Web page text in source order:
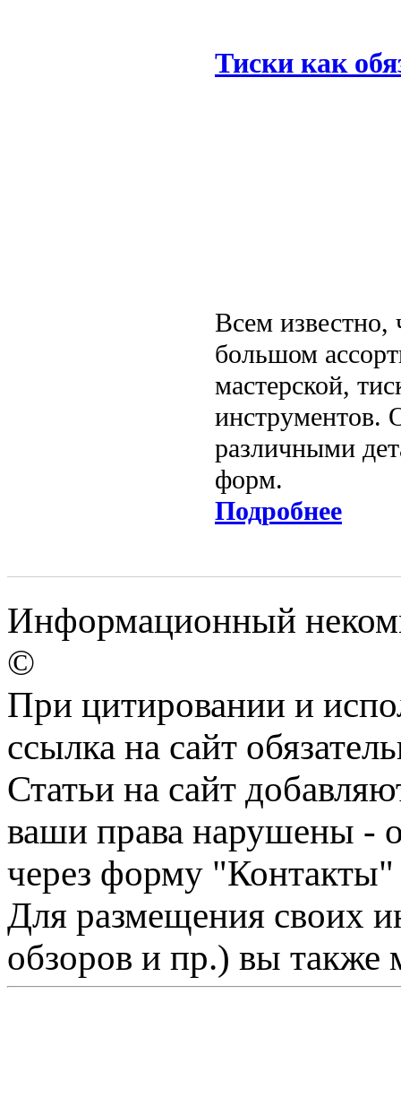
Тиски как
Всем известно,
большом
мастерской,
инструментов.
различными
форм.
Подробнее
Информационный
©
При цитировании и
ссылка на сайт
Статьи на сайт
ваши права нарушены -
через форму "Контакты"
Для размещения своих
обзоров и пр.) вы также